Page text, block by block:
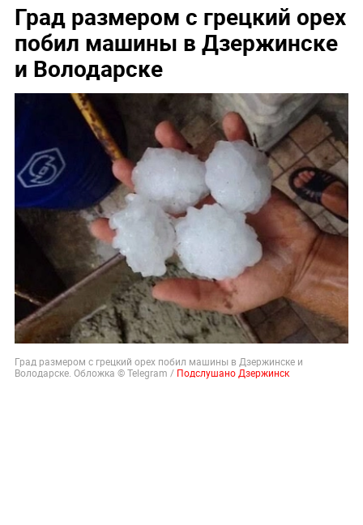
Град размером с грецкий орех
побил машины в Дзержинске
и Володарске
Град размером с грецкий орех побил машины в Дзержинске и
Володарске. Обложка © Telegram / Подслушано Дзержинск